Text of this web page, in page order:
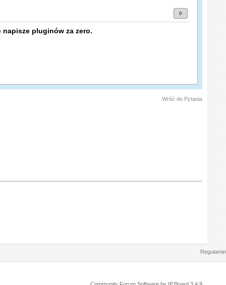
0
napisze pluginów za zero.
Wróć do Pytania
Regulamin
Community Forum Software by IP.Board 3.4.9